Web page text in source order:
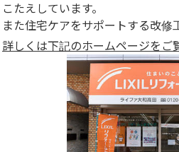
こたえしています。
また住宅ケアをサポートする改修
詳しくは下記のホームページをご